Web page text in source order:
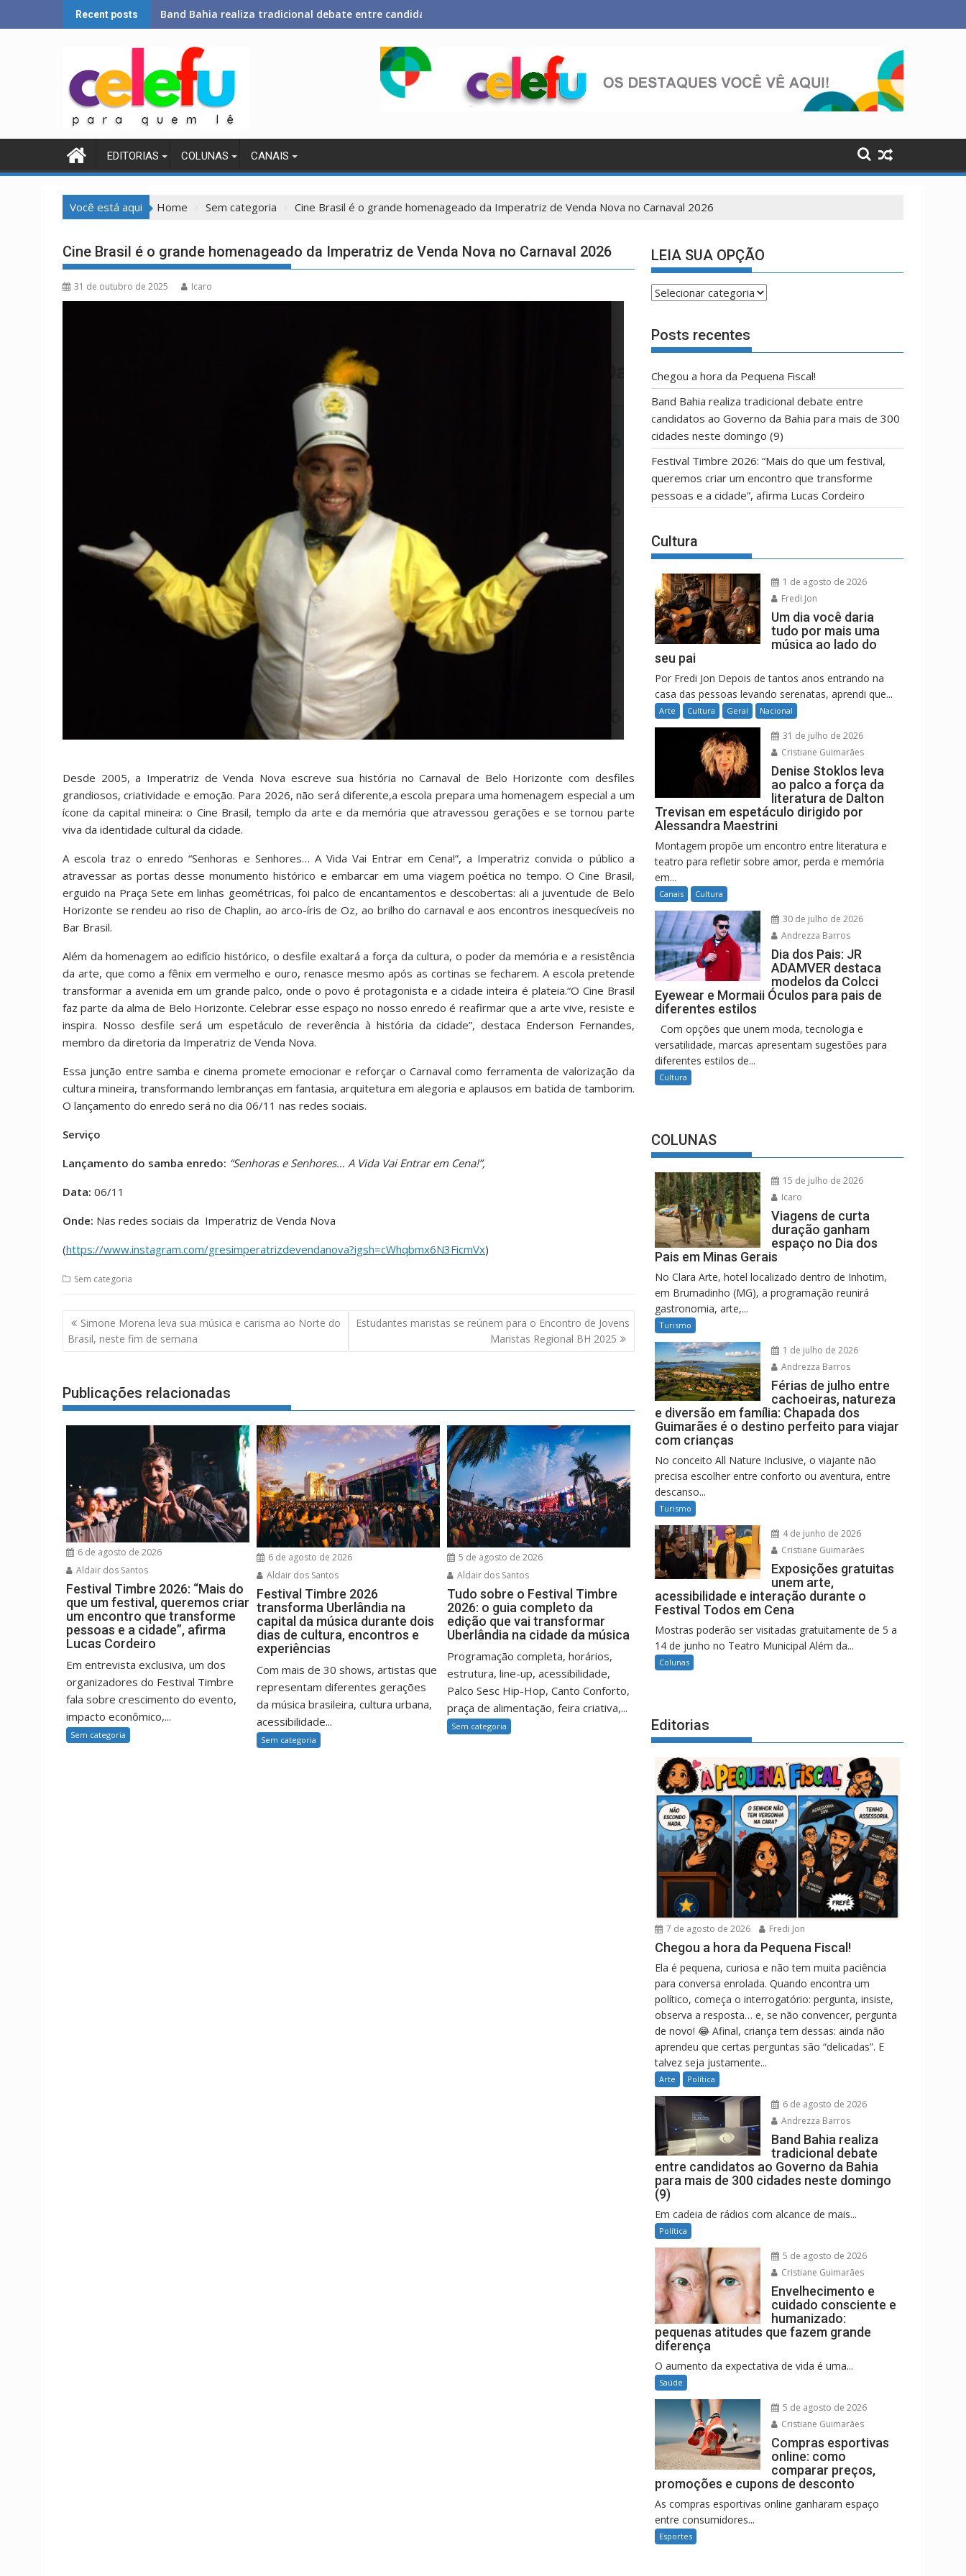
to
Recent posts Band Bahia realiza tradicional debate entre candidatos ao Governo da Bahia para mais de 300 cidades neste domingo (9)
EDITORIAS COLUNAS CANAIS
Você está aqui Home Sem categoria Cine Brasil é o grande homenageado da Imperatriz de Venda Nova no Carnaval 2026
Cine Brasil é o grande homenageado da Imperatriz de Venda Nova no Carnaval 2026
31 de outubro de 2025 Icaro
Desde 2005, a Imperatriz de Venda Nova escreve sua história no Carnaval de Belo Horizonte com desfiles
grandiosos, criatividade e emoção. Para 2026, não será diferente,a escola prepara uma homenagem especial a um
ícone da capital mineira: o Cine Brasil, templo da arte e da memória que atravessou gerações e se tornou parte
viva da identidade cultural da cidade.
A escola traz o enredo “Senhoras e Senhores… A Vida Vai Entrar em Cena!”, a Imperatriz convida o público a
atravessar as portas desse monumento histórico e embarcar em uma viagem poética no tempo. O Cine Brasil,
erguido na Praça Sete em linhas geométricas, foi palco de encantamentos e descobertas: ali a juventude de Belo
Horizonte se rendeu ao riso de Chaplin, ao arco-íris de Oz, ao brilho do carnaval e aos encontros inesquecíveis no
Bar Brasil.
Além da homenagem ao edifício histórico, o desfile exaltará a força da cultura, o poder da memória e a resistência
da arte, que como a fênix em vermelho e ouro, renasce mesmo após as cortinas se fecharem. A escola pretende
transformar a avenida em um grande palco, onde o povo é protagonista e a cidade inteira é plateia.“O Cine Brasil
faz parte da alma de Belo Horizonte. Celebrar esse espaço no nosso enredo é reafirmar que a arte vive, resiste e
inspira. Nosso desfile será um espetáculo de reverência à história da cidade”, destaca Enderson Fernandes,
membro da diretoria da Imperatriz de Venda Nova.
Essa junção entre samba e cinema promete emocionar e reforçar o Carnaval como ferramenta de valorização da
cultura mineira, transformando lembranças em fantasia, arquitetura em alegoria e aplausos em batida de tamborim.
O lançamento do enredo será no dia 06/11 nas redes sociais.
Serviço
Lançamento do samba enredo: “Senhoras e Senhores… A Vida Vai Entrar em Cena!”,
Data: 06/11
Onde: Nas redes sociais da Imperatriz de Venda Nova
(https://www.instagram.com/gresimperatrizdevendanova?igsh=cWhqbmx6N3FicmVx)
Sem categoria
Navegação
de
Post
Simone Morena leva sua música e carisma ao Norte do
Brasil, neste fim de semana
Estudantes maristas se reúnem para o Encontro de Jovens
Maristas Regional BH 2025
Publicações relacionadas
6 de agosto de 2026
Aldair dos Santos
Festival Timbre 2026: “Mais do
que um festival, queremos criar
um encontro que transforme
pessoas e a cidade”, afirma
Lucas Cordeiro
Em entrevista exclusiva, um dos
organizadores do Festival Timbre
fala sobre crescimento do evento,
impacto econômico,...
Sem categoria
6 de agosto de 2026
Aldair dos Santos
Festival Timbre 2026
transforma Uberlândia na
capital da música durante dois
dias de cultura, encontros e
experiências
Com mais de 30 shows, artistas que
representam diferentes gerações
da música brasileira, cultura urbana,
acessibilidade...
Sem categoria
5 de agosto de 2026
Aldair dos Santos
Tudo sobre o Festival Timbre
2026: o guia completo da
edição que vai transformar
Uberlândia na cidade da música
Programação completa, horários,
estrutura, line-up, acessibilidade,
Palco Sesc Hip-Hop, Canto Conforto,
praça de alimentação, feira criativa,...
Sem categoria
LEIA SUA OPÇÃO
LEIA
OPÇÃO
Posts recentes
Chegou a hora da Pequena Fiscal!
Band Bahia realiza tradicional debate entre
candidatos ao Governo da Bahia para mais de 300
cidades neste domingo (9)
Festival Timbre 2026: “Mais do que um festival,
queremos criar um encontro que transforme
pessoas e a cidade”, afirma Lucas Cordeiro
Cultura
1 de agosto de 2026
Fredi Jon
Um dia você daria
tudo por mais uma
música ao lado do
seu pai
Por Fredi Jon Depois de tantos anos entrando na
casa das pessoas levando serenatas, aprendi que...
Arte Cultura Geral Nacional
31 de julho de 2026
Cristiane Guimarães
Denise Stoklos leva
ao palco a força da
literatura de Dalton
Trevisan em espetáculo dirigido por
Alessandra Maestrini
Montagem propõe um encontro entre literatura e
teatro para refletir sobre amor, perda e memória
em...
Canais Cultura
30 de julho de 2026
Andrezza Barros
Dia dos Pais: JR
ADAMVER destaca
modelos da Colcci
Eyewear e Mormaii Óculos para pais de
diferentes estilos
Com opções que unem moda, tecnologia e
versatilidade, marcas apresentam sugestões para
diferentes estilos de...
Cultura
COLUNAS
15 de julho de 2026
Icaro
Viagens de curta
duração ganham
espaço no Dia dos
Pais em Minas Gerais
No Clara Arte, hotel localizado dentro de Inhotim,
em Brumadinho (MG), a programação reunirá
gastronomia, arte,...
Turismo
1 de julho de 2026
Andrezza Barros
Férias de julho entre
cachoeiras, natureza
e diversão em família: Chapada dos
Guimarães é o destino perfeito para viajar
com crianças
No conceito All Nature Inclusive, o viajante não
precisa escolher entre conforto ou aventura, entre
descanso...
Turismo
4 de junho de 2026
Cristiane Guimarães
Exposições gratuitas
unem arte,
acessibilidade e interação durante o
Festival Todos em Cena
Mostras poderão ser visitadas gratuitamente de 5 a
14 de junho no Teatro Municipal Além da...
Colunas
Editorias
7 de agosto de 2026 Fredi Jon
Chegou a hora da Pequena Fiscal!
Ela é pequena, curiosa e não tem muita paciência
para conversa enrolada. Quando encontra um
político, começa o interrogatório: pergunta, insiste,
observa a resposta… e, se não convencer, pergunta
de novo! 😂 Afinal, criança tem dessas: ainda não
aprendeu que certas perguntas são “delicadas”. E
talvez seja justamente...
Arte Política
6 de agosto de 2026
Andrezza Barros
Band Bahia realiza
tradicional debate
entre candidatos ao Governo da Bahia
para mais de 300 cidades neste domingo
(9)
Em cadeia de rádios com alcance de mais...
Política
5 de agosto de 2026
Cristiane Guimarães
Envelhecimento e
cuidado consciente e
humanizado:
pequenas atitudes que fazem grande
diferença
O aumento da expectativa de vida é uma...
Saúde
5 de agosto de 2026
Cristiane Guimarães
Compras esportivas
online: como
comparar preços,
promoções e cupons de desconto
As compras esportivas online ganharam espaço
entre consumidores...
Esportes